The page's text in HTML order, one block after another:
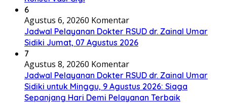
6
Agustus 6, 20260 Komentar
Jadwal Pelayanan Dokter RSUD dr. Zainal Umar
Sidiki Jumat, 07 Agustus 2026
7
Agustus 8, 20260 Komentar
Jadwal Pelayanan Dokter RSUD dr. Zainal Umar
Sidiki untuk Minggu, 9 Agustus 2026: Siaga
Sepanjang Hari Demi Pelayanan Terbaik